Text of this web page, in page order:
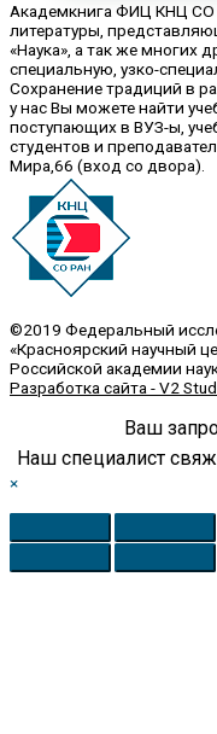
Академкнига ФИЦ КНЦ СО
литературы,
«Наука», а так же многих
специальную, узко-
Сохранение традиций в
у нас Вы можете найти
поступающих в ВУЗ-ы,
студентов и
Мира,66 (вход со двора).
©2019 Федеральный
«Красноярский научный
Российской академии
Разработка сайта - V2
Ваш
Наш специалист
×